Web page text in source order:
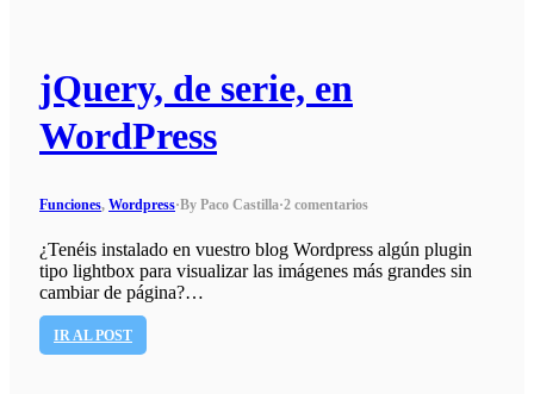
jQuery, de serie, en
WordPress
Funciones, Wordpress·By Paco Castilla·2 comentarios
¿Tenéis instalado en vuestro blog Wordpress algún plugin
tipo lightbox para visualizar las imágenes más grandes sin
cambiar de página?…
IR AL POST